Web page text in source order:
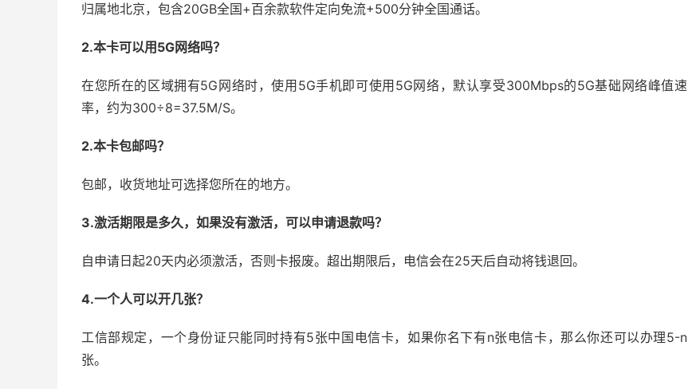
归属地北京，包含20GB全国+百余款软件定向免流+500分钟全国通话。
2.本卡可以用5G网络吗？
在您所在的区域拥有5G网络时，使用5G手机即可使用5G网络，默认享受300Mbps的5G基础网络峰值速
率，约为300÷8=37.5M/S。
2.本卡包邮吗？
包邮，收货地址可选择您所在的地方。
3.激活期限是多久，如果没有激活，可以申请退款吗？
自申请日起20天内必须激活，否则卡报废。超出期限后，电信会在25天后自动将钱退回。
4.一个人可以开几张？
工信部规定，一个身份证只能同时持有5张中国电信卡，如果你名下有n张电信卡，那么你还可以办理5-n
张。